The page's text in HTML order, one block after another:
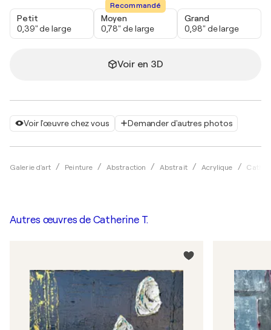
Voir l'œuvre chez vous Demander d'autres photos
Galerie d'art Peinture Abstraction Abstrait Acrylique
Petit
0,39" de large
Recommandé
Moyen
0,78" de large
Grand
0,98" de large
Voir en 3D
Autres œuvres de Catherine T.